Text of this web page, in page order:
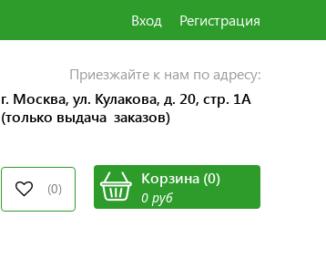
Вход Регистрация
Приезжайте к нам по адресу:
г. Москва, ул. Кулакова, д. 20, стр. 1А
(только выдача заказов)
(0)
Корзина(0)
0 руб